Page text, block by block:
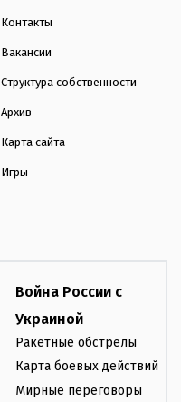
Контакты
Вакансии
Структура собственности
Архив
Карта сайта
Игры
Война России с
Украиной
Ракетные обстрелы
Карта боевых действий
Мирные переговоры